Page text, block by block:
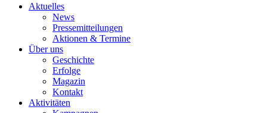
Aktuelles
News
Pressemitteilungen
Aktionen & Termine
Über uns
Geschichte
Erfolge
Magazin
Kontakt
Aktivitäten